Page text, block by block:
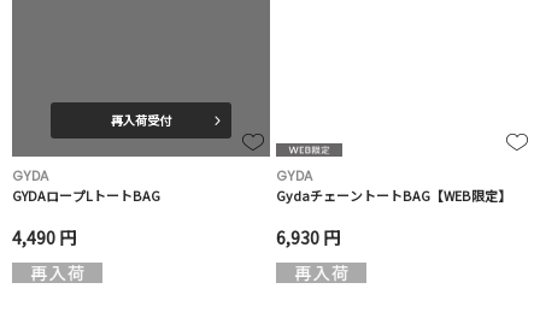
再入荷受付
GYDA
GYDAロープLトートBAG
4,490 円
GYDA
GydaチェーントートBAG【WEB限定】
6,930 円